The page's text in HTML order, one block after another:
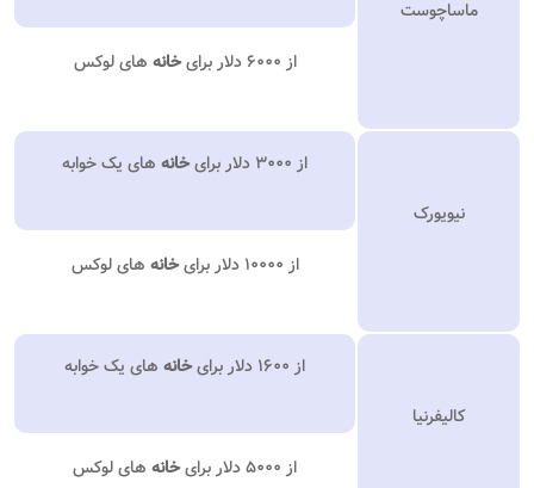
ماساچوست
از ۶۰۰۰ دلار برای
خانه های لوکس
نیویورک
از ۳۰۰۰ دلار برای خانه های یک خوابه
از ۱۰۰۰۰ دلار برای خانه های لوکس
کالیفرنیا
از ۱۶۰۰ دلار برای خانه های یک خوابه
از ۵۰۰۰ دلار برای خانه های لوکس